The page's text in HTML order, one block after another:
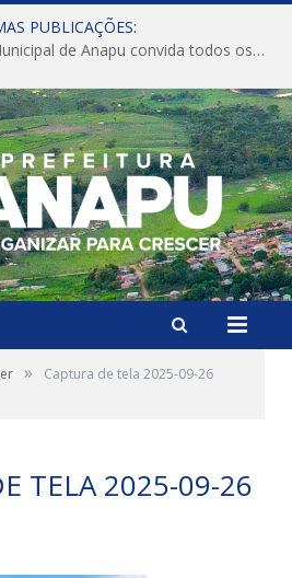
PUBLICAÇÕES:
CONVITE A Prefeitura Municipal de Anapu convida todos os servidores públicos municipais para participarem da Audiência Pública de discussão da Lei de Diretrizes Orçamentárias (LDO), importante instrumento de planejamento das ações e investimentos da Administração Pública para o próximo exercício financeiro.
»
Captura de tela 2025-09-26
TELA 2025-09-26